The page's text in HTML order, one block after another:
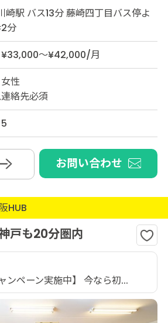
崎駅 バス13分 藤崎四丁目バス停よ
分
¥33,000～¥42,000/月
性
絡先必須
お問い合わせ
HUB
戸も20分圏内
ンペーン実施中】 今なら初...